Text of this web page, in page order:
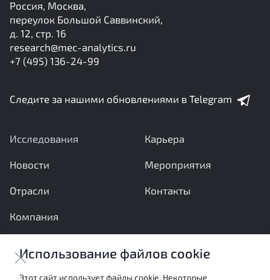
Россия, Москва,
переулок Большой Саввинский,
д. 12, стр. 16
research@mec-analytics.ru
+7 (495) 136-24-99
Следите за нашими обновлениями в Telegram
Исследования
Новости
Отрасли
Компания
Карьера
Мероприятия
Контакты
Отправить сообщение
Использование файлов cookie
Этот сайт использует файлы cookie. Некоторые